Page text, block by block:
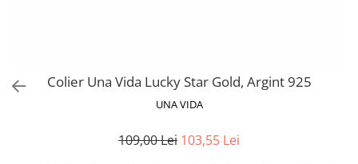
Colier Una Vida Lucky Star Gold, Argint 925
UNA VIDA
109,00 Lei 103,55 Lei